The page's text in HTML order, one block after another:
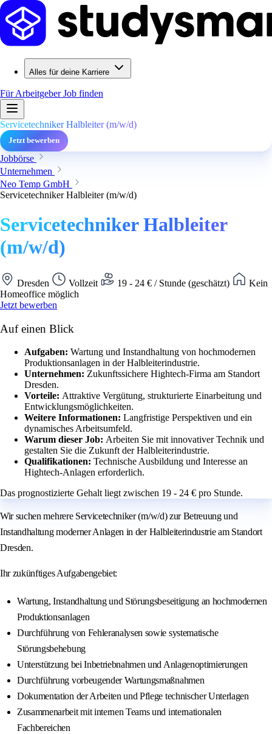
Alles für deine Karriere
Für ArbeitgeberJob finden
Servicetechniker Halbleiter (m/w/d)
Jetzt bewerben
Jobbörse
Unternehmen
Neo Temp GmbH
Servicetechniker Halbleiter (m/w/d)
Servicetechniker Halbleiter
(m/w/d)
Dresden Vollzeit 19 - 24 € / Stunde (geschätzt)
Kein
Homeoffice möglich
Jetzt bewerben
Auf einen Blick
Aufgaben: Wartung und Instandhaltung von hochmodernen
Produktionsanlagen in der Halbleiterindustrie.
Unternehmen: Zukunftssichere Hightech-Firma am Standort
Dresden.
Vorteile: Attraktive Vergütung, strukturierte Einarbeitung und
Entwicklungsmöglichkeiten.
Weitere Informationen: Langfristige Perspektiven und ein
dynamisches Arbeitsumfeld.
Warum dieser Job: Arbeiten Sie mit innovativer Technik und
gestalten Sie die Zukunft der Halbleiterindustrie.
Qualifikationen: Technische Ausbildung und Interesse an
Hightech-Anlagen erforderlich.
Das prognostizierte Gehalt liegt zwischen 19 - 24 € pro Stunde.
Wir suchen mehrere Servicetechniker (m/w/d) zur Betreuung und
Instandhaltung moderner Anlagen in der Halbleiterindustrie am Standort
Dresden.
Ihr zukünftiges Aufgabengebiet:
Wartung, Instandhaltung und Störungsbeseitigung an hochmodernen
Produktionsanlagen
Durchführung von Fehleranalysen sowie systematische
Störungsbehebung
Unterstützung bei Inbetriebnahmen und Anlagenoptimierungen
Durchführung vorbeugender Wartungsmaßnahmen
Dokumentation der Arbeiten und Pflege technischer Unterlagen
Zusammenarbeit mit internen Teams und internationalen
Fachbereichen